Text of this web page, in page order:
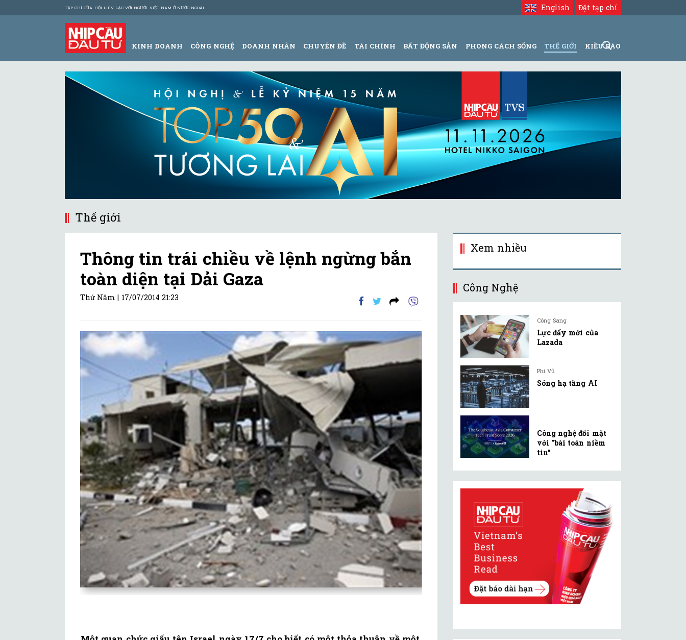
TẠP CHÍ CỦA HỘI LIÊN LẠC VỚI NGƯỜI VIỆT NAM Ở NƯỚC NGOÀI Đặt tạp chí
English
KINH DOANH CÔNG NGHỆ DOANH NHÂN CHUYÊN ĐỀ TÀI CHÍNH BẤT ĐỘNG SẢN PHONG CÁCH SỐNG THẾ GIỚI KIỀU BÀO
Thế giới
Thông tin trái chiều về lệnh ngừng bắn
toàn diện tại Dải Gaza
Thứ Năm | 17/07/2014 21:23
Xem nhiều
Công Nghệ
Công Sang
Lực đẩy mới của
Lazada
Phi Vũ
Sóng hạ tầng AI
Công nghệ đối mặt
với "bài toán niềm
tin"